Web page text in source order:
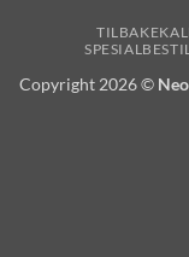
Copyright 2026 ©